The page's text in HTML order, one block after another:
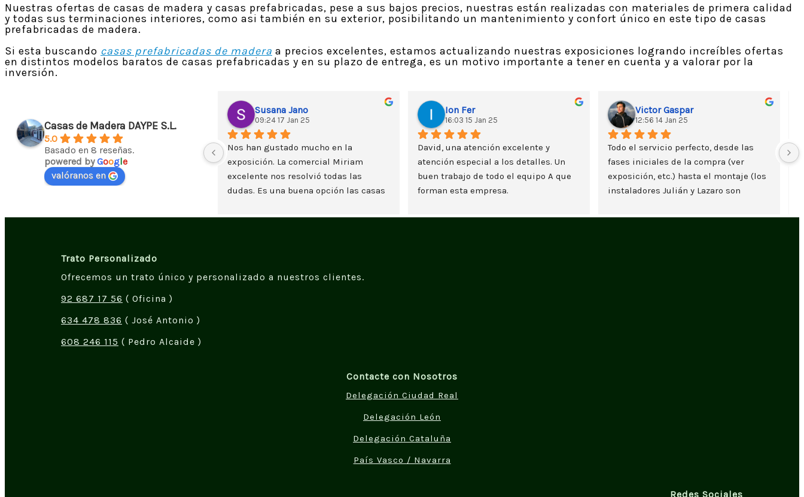
Nuestras ofertas de casas de madera y casas prefabricadas, pese a sus bajos precios, nuestras están realizadas con materiales de primera calidad
y todas sus terminaciones interiores, como asi también en su exterior, posibilitando un mantenimiento y confort único en este tipo de casas
prefabricadas de madera.
Si esta buscando casas prefabricadas de madera a precios excelentes, estamos actualizando nuestras exposiciones logrando increíbles ofertas
en distintos modelos baratos de casas prefabricadas y en su plazo de entrega, es un motivo importante a tener en cuenta y a valorar por la
inversión.
Casas de Madera DAYPE S.L.
5.0
Basado en 8 reseñas.
powered byGoogle
valóranos en
Susana Jano
09:24 17 Jan 25
Nos han gustado mucho en la
exposición. La comercial Miriam
excelente nos resolvió todas las
dudas. Es una buena opción las casas
planteando seriamente. Un saludo
Ion Fer
16:03 15 Jan 25
David, una atención excelente y
atención especial a los detalles. Un
buen trabajo de todo el equipo A que
forman esta empresa.
Victor Gaspar
12:56 14 Jan 25
Todo el servicio perfecto, desde las
fases iniciales de la compra (ver
exposición, etc.) hasta el montaje (los
instaladores Julián y Lazaro son
Trato Personalizado
Ofrecemos un trato único y personalizado a nuestros clientes.
92 687 17 56 ( Oficina )
634 478 836 ( José Antonio )
608 246 115 ( Pedro Alcaide )
Contacte con Nosotros
Delegación Ciudad Real
Delegación León
Delegación Cataluña
País Vasco / Navarra
Redes Sociales